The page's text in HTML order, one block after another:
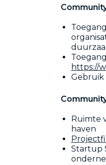
https://
Gebruik
Ruimte
haven
Startup